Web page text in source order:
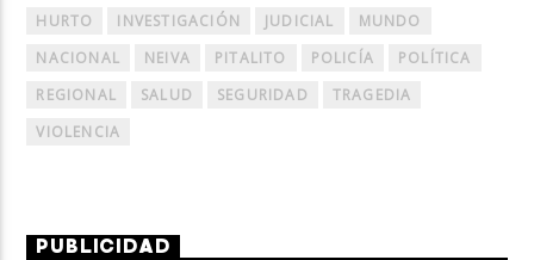
HURTO
INVESTIGACIÓN JUDICIAL
MUNDO
NACIONAL
NEIVA PITALITO POLICÍA
POLÍTICA
REGIONAL
SALUD SEGURIDAD
TRAGEDIA
VIOLENCIA
PUBLICIDAD